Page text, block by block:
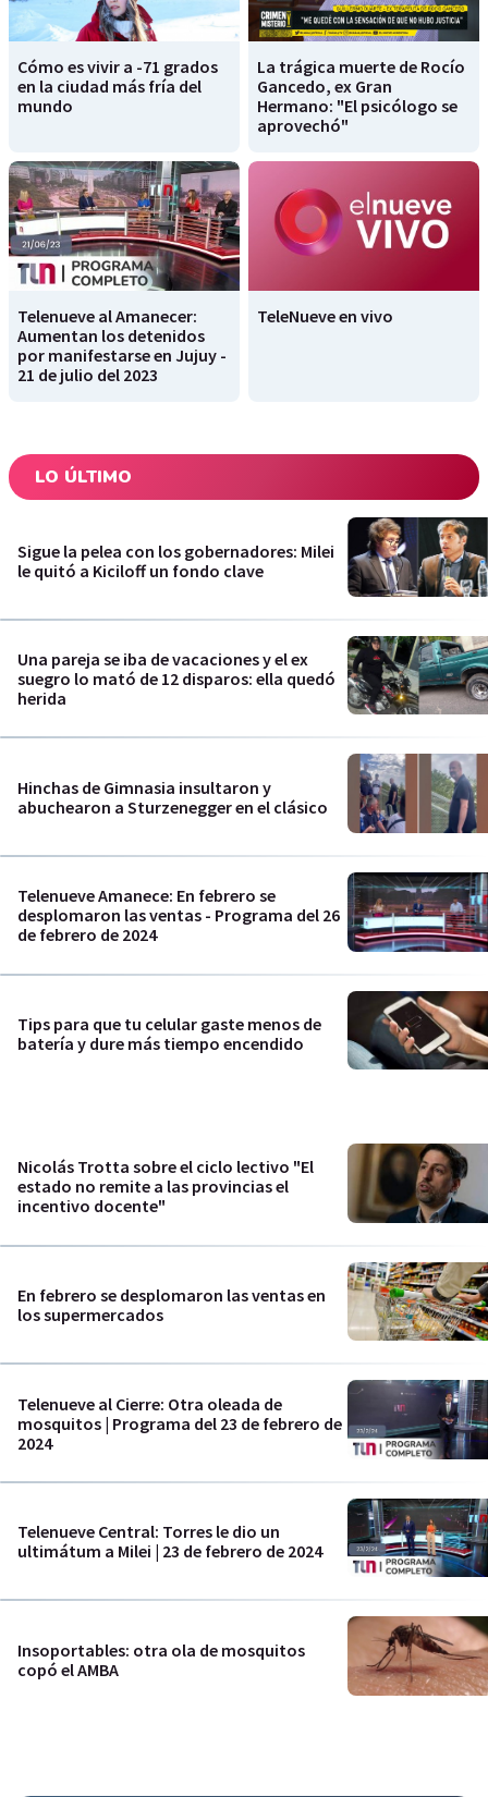
Cómo es vivir a -71 grados
en la ciudad más fría del
mundo
La trágica muerte de Rocío
Gancedo, ex Gran
Hermano: "El psicólogo se
aprovechó"
Telenueve al Amanecer:
Aumentan los detenidos
por manifestarse en Jujuy -
21 de julio del 2023
TeleNueve en vivo
LO ÚLTIMO
Sigue la pelea con los gobernadores: Milei
le quitó a Kiciloff un fondo clave
Una pareja se iba de vacaciones y el ex
suegro lo mató de 12 disparos: ella quedó
herida
Hinchas de Gimnasia insultaron y
abuchearon a Sturzenegger en el clásico
Telenueve Amanece: En febrero se
desplomaron las ventas - Programa del 26
de febrero de 2024
Tips para que tu celular gaste menos de
batería y dure más tiempo encendido
Nicolás Trotta sobre el ciclo lectivo "El
estado no remite a las provincias el
incentivo docente"
En febrero se desplomaron las ventas en
los supermercados
Telenueve al Cierre: Otra oleada de
mosquitos | Programa del 23 de febrero de
2024
Telenueve Central: Torres le dio un
ultimátum a Milei | 23 de febrero de 2024
Insoportables: otra ola de mosquitos
copó el AMBA